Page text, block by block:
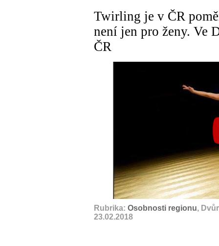
Twirling je v ČR
není jen pro ženy. Ve
ČR
Rubrika: Osobnosti regionu,
23.02.2018